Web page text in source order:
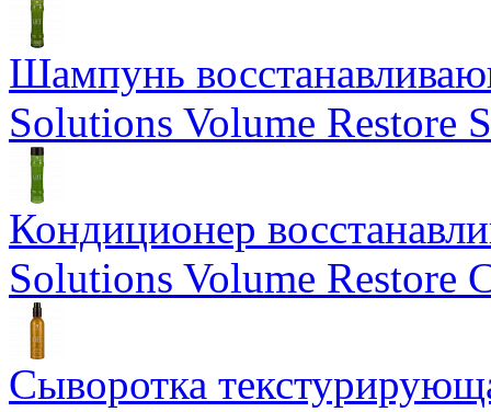
Шампунь
Solutions Volume Restore
Кондиционер
Solutions Volume Restore
Сыворотка